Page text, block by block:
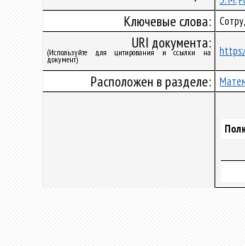
Ключевые слова:
URI документа:
(Используйте для цитирования и ссылки на
документ)
Расположен в разделе: